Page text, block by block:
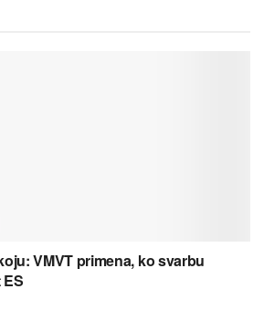
VMVT primena, ko svarbu